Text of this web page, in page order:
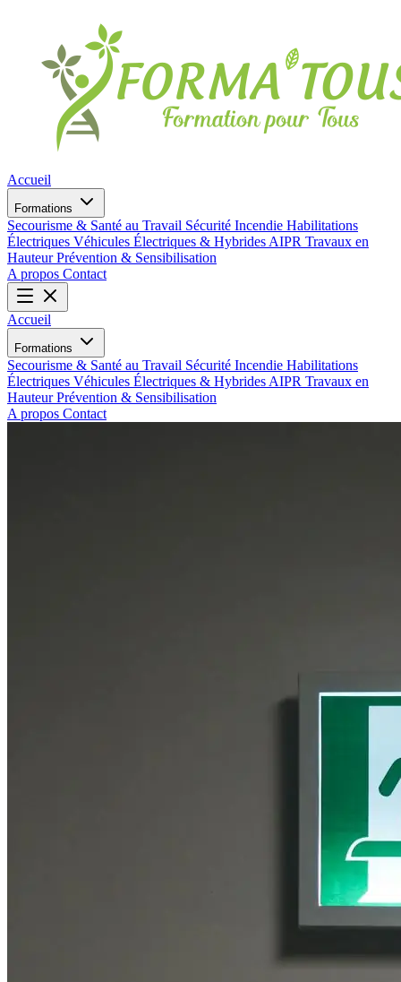
Accueil
Formations
Secourisme & Santé au Travail Sécurité Incendie Habilitations
Électriques Véhicules Électriques & Hybrides AIPR Travaux en
HauteurPrévention & Sensibilisation
A propos Contact
Accueil
Formations
Secourisme & Santé au Travail Sécurité Incendie Habilitations
Électriques Véhicules Électriques & Hybrides AIPR Travaux en
HauteurPrévention & Sensibilisation
A propos Contact